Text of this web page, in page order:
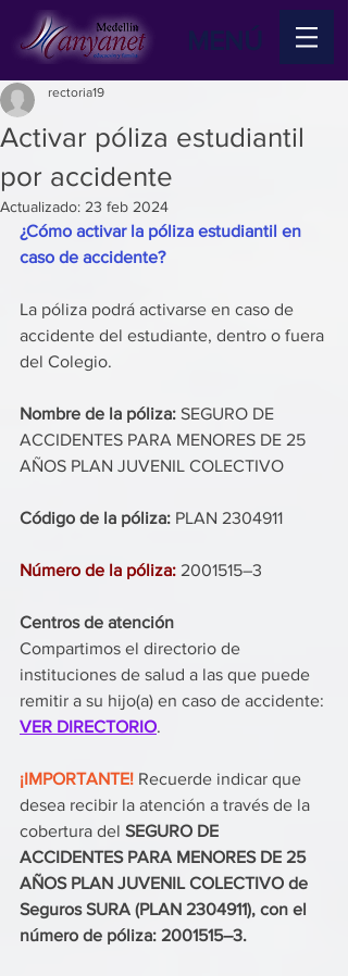
MENÚ
Activar póliza estudiantil
por accidente
rectoria19
Actualizado: 23 feb 2024
¿Cómo activar la póliza estudiantil en
caso de accidente?
La póliza podrá activarse en caso de
accidente del estudiante, dentro o fuera
del Colegio.
Nombre de la póliza: SEGURO DE
ACCIDENTES PARA MENORES DE 25
AÑOS PLAN JUVENIL COLECTIVO
Código de la póliza: PLAN 2304911
Número de la póliza: 2001515–3
Centros de atención
Compartimos el directorio de
instituciones de salud a las que puede
remitir a su hijo(a) en caso de accidente:
VER DIRECTORIO.
¡IMPORTANTE! Recuerde indicar que
desea recibir la atención a través de la
cobertura del SEGURO DE
ACCIDENTES PARA MENORES DE 25
AÑOS PLAN JUVENIL COLECTIVO de
Seguros SURA (PLAN 2304911), con el
número de póliza: 2001515–3.